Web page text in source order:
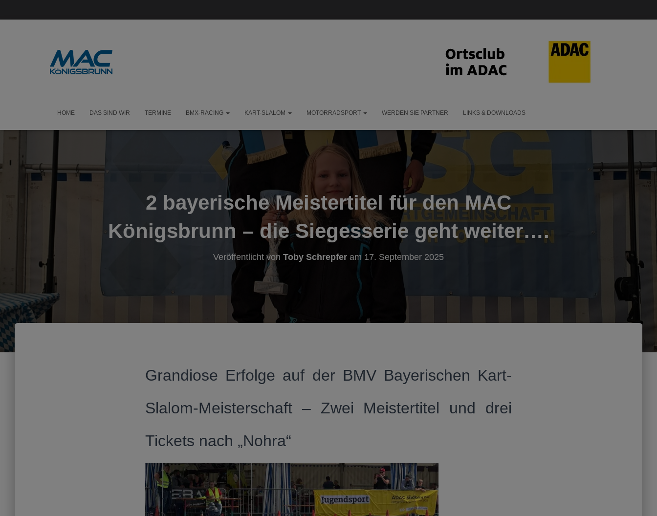
HOME DAS SIND WIR TERMINE BMX-RACING KART-SLALOM MOTORRADSPORT WERDEN SIE PARTNER LINKS & DOWNLOADS
2 bayerische Meistertitel für den MAC
Königsbrunn – die Siegesserie geht weiter….
Veröffentlicht von Toby Schrepfer am 17. September 2025
Grandiose Erfolge auf der BMV Bayerischen Kart-
Slalom-Meisterschaft – Zwei Meistertitel und drei
Tickets nach „Nohra“